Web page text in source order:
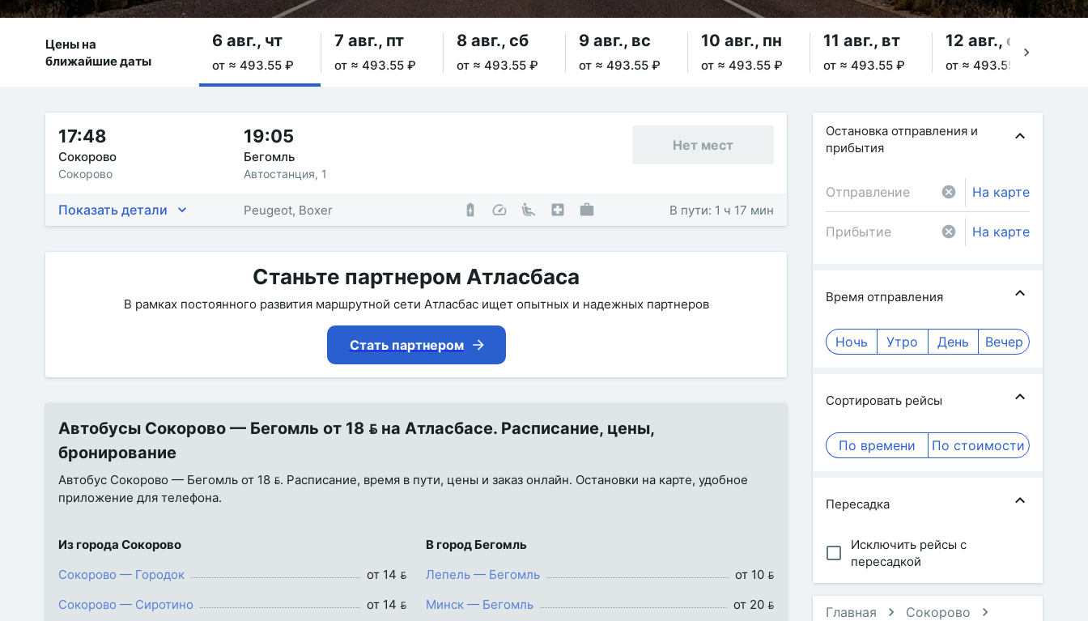
Цены на
ближайшие даты
6 авг., чт
от ≈ 493.55 ₽
7 авг., пт
от ≈ 493.55 ₽
8 авг., сб
от ≈ 493.55 ₽
9 авг., вс
от ≈ 493.55 ₽
10 авг., пн
от ≈ 493.55 ₽
11 авг., вт
от ≈ 493.55 ₽
12 авг., ср
от ≈ 493.55 ₽
17:48
Сокорово
Сокорово
19:05
Бегомль
Автостанция, 1
Нет мест
Показать детали Peugeot, Boxer В пути: 1 ч 17 мин
Станьте партнером Атласбаса
В рамках постоянного развития маршрутной сети Атласбас ищет опытных и надежных партнеров
Стать партнером
Автобусы Сокорово — Бегомль от 18  на Атласбасе. Расписание, цены,
бронирование
Автобус Сокорово — Бегомль от 18 . Расписание, время в пути, цены и заказ онлайн. Остановки на карте, удобное
приложение для телефона.
Из города Сокорово
Сокорово — Городок
от 14 
Сокорово — Сиротино
от 14 
В город Бегомль
Лепель — Бегомль
от 10 
Минск — Бегомль
от 20 
Остановка отправления и
прибытия
На карте
На карте
Время отправления
Ночь Утро День Вечер
Сортировать рейсы
По времени По стоимости
Пересадка
Исключить рейсы с
пересадкой
Главная
Сокорово